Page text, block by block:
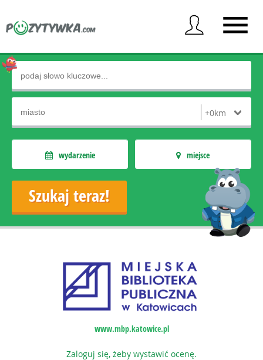
wydarzenie miejsce
www.mbp.katowice.pl
Zaloguj się, żeby wystawić ocenę.